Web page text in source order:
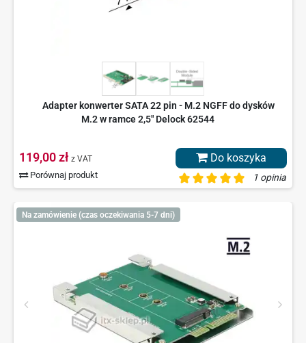
1 opinia
Adapter konwerter SATA 22 pin - M.2 NGFF do dysków
M.2 w ramce 2,5" Delock 62544
119,00 zł z VAT
Porównaj produkt
Do koszyka
Na zamówienie (czas oczekiwania 5-7 dni)